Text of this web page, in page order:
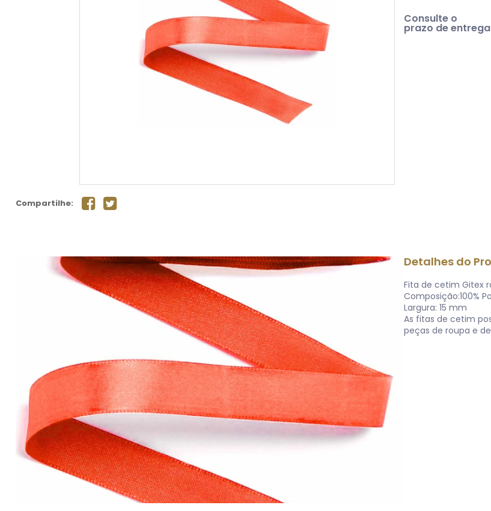
Compartilhe:
Consulte o
prazo de entrega
Detalhes do
Fita de cetim Gitex
Composição:100%
Largura: 15 mm
As fitas de cetim
peças de roupa e